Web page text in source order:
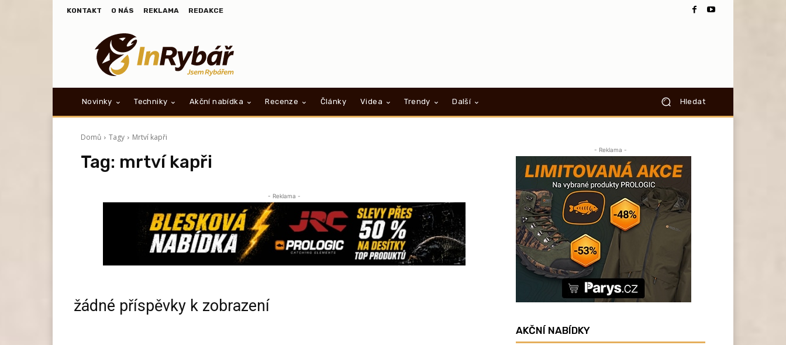
KONTAKT O NÁS REKLAMA REDAKCE
Novinky Techniky Akční nabídka Recenze Články Videa Trendy Další Hledat
Domů Tagy Mrtví kapři
Tag: mrtví kapři
- Reklama -
žádné příspěvky k zobrazení
- Reklama -
AKČNÍ NABÍDKY